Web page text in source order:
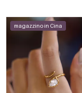
magazzino in Cina